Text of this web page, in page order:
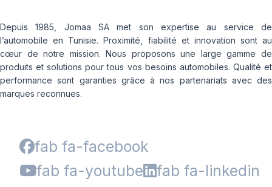
Depuis 1985, Jomaa SA met son expertise au service de
l’automobile en Tunisie. Proximité, fiabilité et innovation sont au
cœur de notre mission. Nous proposons une large gamme de
produits et solutions pour tous vos besoins automobiles. Qualité et
performance sont garanties grâce à nos partenariats avec des
marques reconnues.
fab fa-facebook
fab fa-youtube
fab fa-linkedin